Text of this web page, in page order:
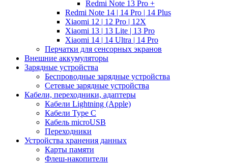
Redmi Note 13 Pro +
Redmi Note 14 | 14 Pro | 14 Plus
Xiaomi 12 | 12 Pro | 12X
Xiaomi 13 | 13 Lite | 13 Pro
Xiaomi 14 | 14 Ultra | 14 Pro
Перчатки для сенсорных экранов
Внешние аккумуляторы
Зарядные устройства
Беспроводные зарядные устройства
Сетевые зарядные устройства
Кабели, переходники, адаптеры
Кабели Lightning (Apple)
Кабели Type C
Кабель microUSB
Переходники
Устройства хранения данных
Карты памяти
Флеш-накопители